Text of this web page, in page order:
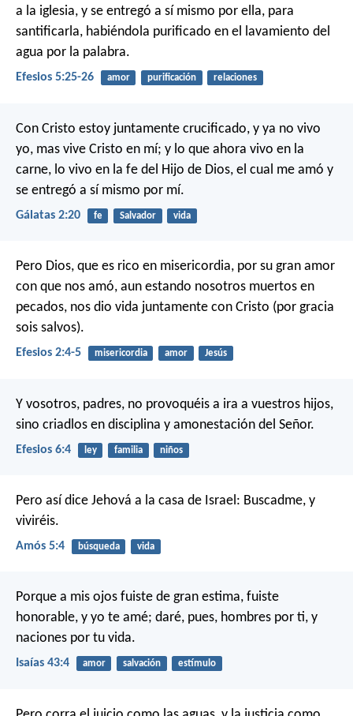
a la iglesia, y se entregó a sí mismo por ella, para
santificarla, habiéndola purificado en el lavamiento del
agua por la palabra.
Efesios 5:25-26 amor purificación relaciones
Con Cristo estoy juntamente crucificado, y ya no vivo
yo, mas vive Cristo en mí; y lo que ahora vivo en la
carne, lo vivo en la fe del Hijo de Dios, el cual me amó y
se entregó a sí mismo por mí.
Gálatas 2:20 fe Salvador vida
Pero Dios, que es rico en misericordia, por su gran amor
con que nos amó, aun estando nosotros muertos en
pecados, nos dio vida juntamente con Cristo (por gracia
sois salvos).
Efesios 2:4-5 misericordia amor Jesús
Y vosotros, padres, no provoquéis a ira a vuestros hijos,
sino criadlos en disciplina y amonestación del Señor.
Efesios 6:4 ley familia niños
Pero así dice Jehová a la casa de Israel: Buscadme, y
viviréis.
Amós 5:4 búsqueda vida
Porque a mis ojos fuiste de gran estima, fuiste
honorable, y yo te amé; daré, pues, hombres por ti, y
naciones por tu vida.
Isaías 43:4 amor salvación estímulo